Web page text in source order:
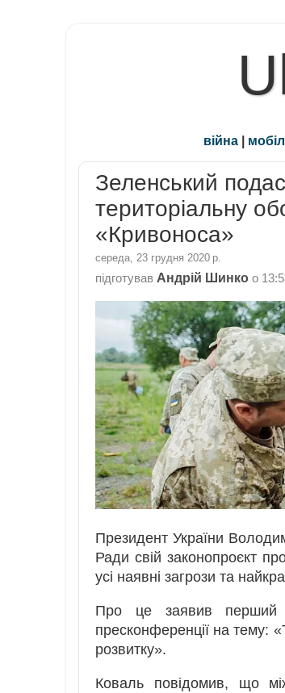
війна |
Зеленський
територіальну
«Кривоноса»
середа, 23 грудня 2020 р.
підготував Андрій Шинко о
Президент України
Ради свій законопроєкт
усі наявні загрози та
Про це заявив перший
пресконференції на тему:
розвитку».
Коваль повідомив, що